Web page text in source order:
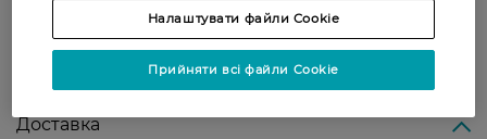
Показати ще
Доставка
Налаштувати файли Cookie
Прийняти всі файли Cookie